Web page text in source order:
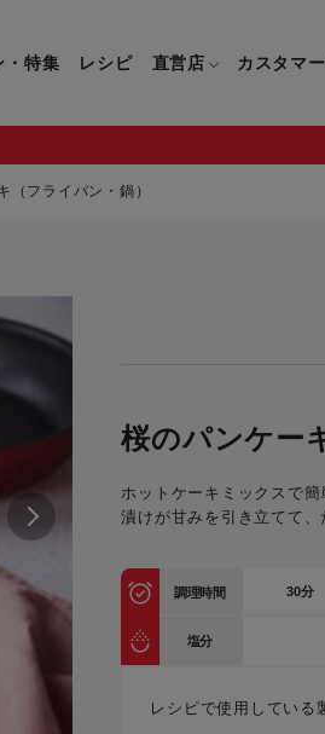
すべてのキッチン用品
キッチンナイフ(包丁)
ドリンクウェア
キッチンツール
カトラリー
用品一覧
包丁)一覧
覧
覧
覧
ハンドブレンダ
フードプロセッ
・特集 レシピ 直営店
直営店限定製品一覧
カスタマ
あるご質問
くあるご質問
ティファールについて
グループセブジャパン
カスタマーハラスメント
について
（フライパン・鍋）
桜のパンケー
ホットケーキミックスで
漬けが甘みを引き立てて、
調理時間 30分
塩分
レシピで使用している